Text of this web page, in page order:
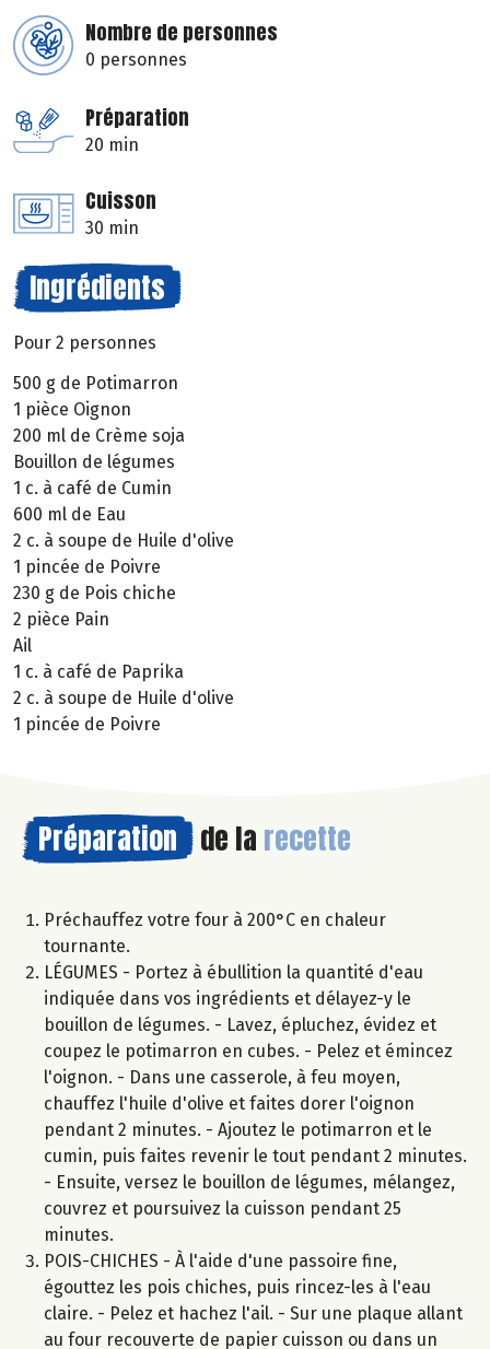
Nombre de personnes
0 personnes
Préparation
20 min
Cuisson
30 min
Ingrédients
Pour 2 personnes
500 g de Potimarron
1 pièce Oignon
200 ml de Crème soja
Bouillon de légumes
1 c. à café de Cumin
600 ml de Eau
2 c. à soupe de Huile d'olive
1 pincée de Poivre
230 g de Pois chiche
2 pièce Pain
Ail
1 c. à café de Paprika
2 c. à soupe de Huile d'olive
1 pincée de Poivre
Préparation de la recette
Préchauffez votre four à 200°C en chaleur
tournante.
LÉGUMES - Portez à ébullition la quantité d'eau
indiquée dans vos ingrédients et délayez-y le
bouillon de légumes. - Lavez, épluchez, évidez et
coupez le potimarron en cubes. - Pelez et émincez
l'oignon. - Dans une casserole, à feu moyen,
chauffez l'huile d'olive et faites dorer l'oignon
pendant 2 minutes. - Ajoutez le potimarron et le
cumin, puis faites revenir le tout pendant 2 minutes.
- Ensuite, versez le bouillon de légumes, mélangez,
couvrez et poursuivez la cuisson pendant 25
minutes.
POIS-CHICHES - À l'aide d'une passoire fine,
égouttez les pois chiches, puis rincez-les à l'eau
claire. - Pelez et hachez l'ail. - Sur une plaque allant
au four recouverte de papier cuisson ou dans un